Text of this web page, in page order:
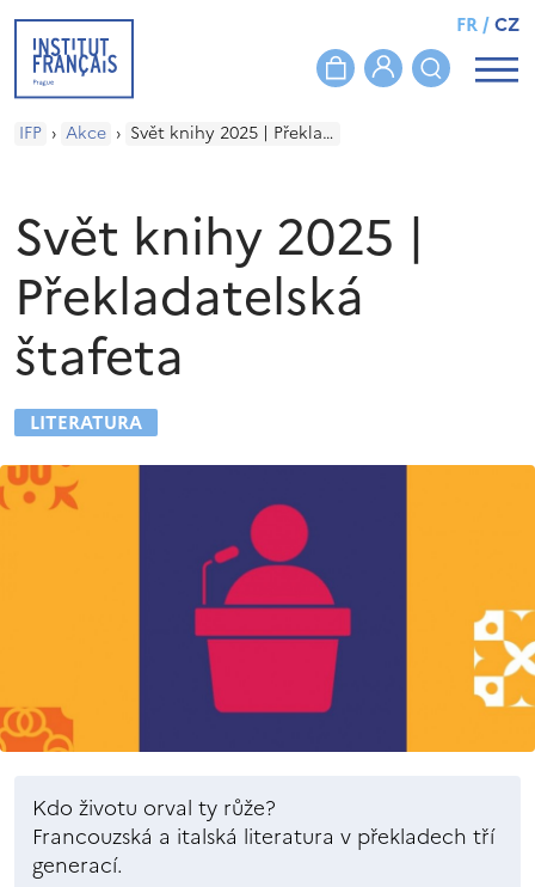
FR/CZ
IFP › Akce › Svět knihy 2025 | Překladatelská štafeta
Svět knihy 2025 |
Překladatelská
štafeta
LITERATURA
Kdo životu orval ty růže?
Francouzská a italská literatura v překladech tří
generací.